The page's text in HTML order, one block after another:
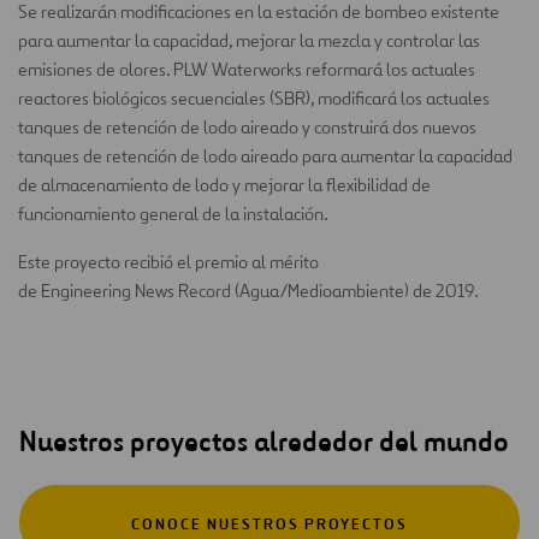
Se realizarán modificaciones en la estación de bombeo existente
para aumentar la capacidad, mejorar la mezcla y controlar las
emisiones de olores. PLW Waterworks reformará los actuales
reactores biológicos secuenciales (SBR), modificará los actuales
tanques de retención de lodo aireado y construirá dos nuevos
tanques de retención de lodo aireado para aumentar la capacidad
de almacenamiento de lodo y mejorar la flexibilidad de
funcionamiento general de la instalación.
Este proyecto recibió el premio al mérito
de Engineering News Record (Agua/Medioambiente) de 2019.
Nuestros proyectos alrededor del mundo
CONOCE NUESTROS PROYECTOS